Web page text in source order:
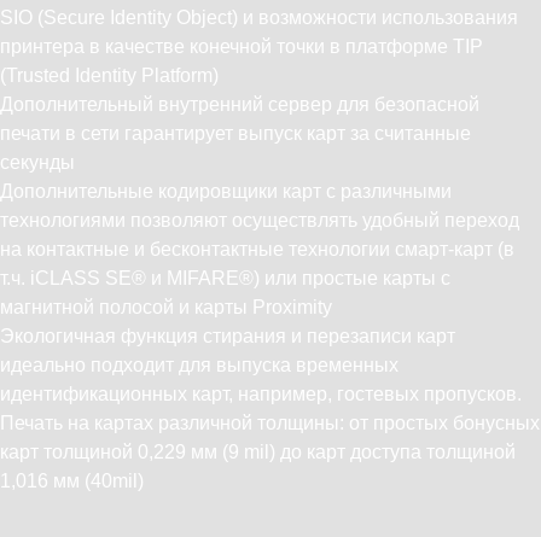
SIO (Secure Identity Object) и возможности использования
принтера в качестве конечной точки в платформе TIP
(Trusted Identity Platform)
Дополнительный внутренний сервер для безопасной
печати в сети гарантирует выпуск карт за считанные
секунды
Дополнительные кодировщики карт с различными
технологиями позволяют осуществлять удобный переход
на контактные и бесконтактные технологии смарт-карт (в
т.ч. iCLASS SE® и MIFARE®) или простые карты с
магнитной полосой и карты Proximity
Экологичная функция стирания и перезаписи карт
идеально подходит для выпуска временных
идентификационных карт, например, гостевых пропусков.
Печать на картах различной толщины: от простых бонусных
карт толщиной 0,229 мм (9 mil) до карт доступа толщиной
1,016 мм (40mil)